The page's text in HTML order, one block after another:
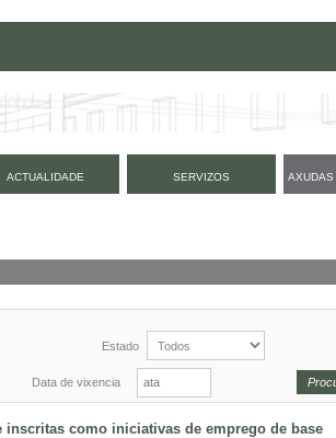
ACTUALIDADE SERVIZOS AXUDAS
Estado
Data de vixencia
como iniciativas de emprego de base